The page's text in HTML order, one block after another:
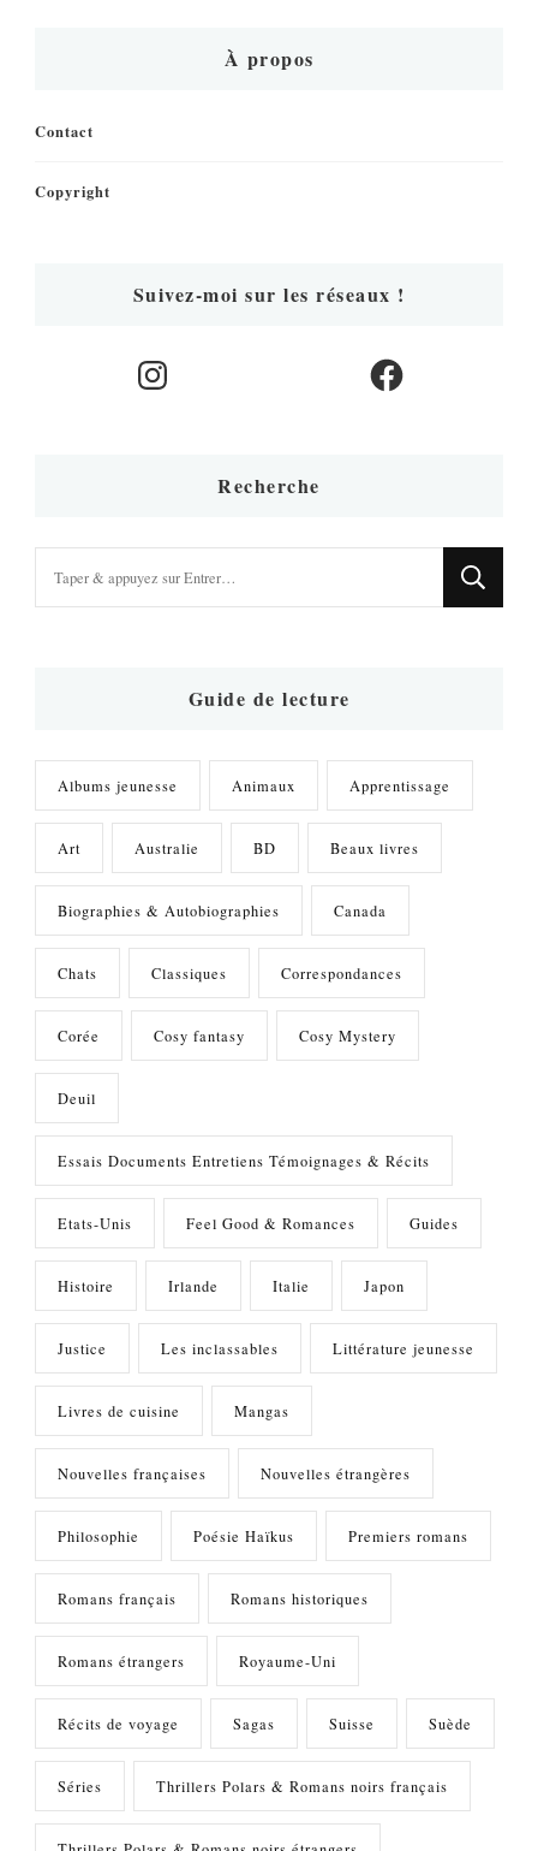
À propos
Contact
Copyright
Suivez-moi sur les réseaux !
Instagram Facebook
Recherche
Guide de lecture
Albums jeunesse Animaux Apprentissage
Art Australie BD Beaux livres
Biographies & Autobiographies Canada
Chats Classiques Correspondances
Corée Cosy fantasy Cosy Mystery
Deuil
Essais Documents Entretiens Témoignages & Récits
Etats-Unis Feel Good & Romances Guides
Histoire Irlande Italie Japon
Justice Les inclassables Littérature jeunesse
Livres de cuisine Mangas
Nouvelles françaises Nouvelles étrangères
Philosophie Poésie Haïkus Premiers romans
Romans français Romans historiques
Romans étrangers Royaume-Uni
Récits de voyage Sagas Suisse Suède
Séries Thrillers Polars & Romans noirs français